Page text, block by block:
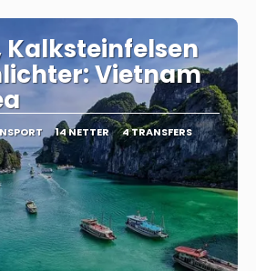
Kalksteinfelsen
Vietnam
14 NETTER 4 TRANSFERS